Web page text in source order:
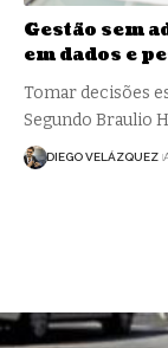
Gestão sem
em dados e
Tomar decisões
Segundo Braulio
DIEGO VELÁZQUEZ